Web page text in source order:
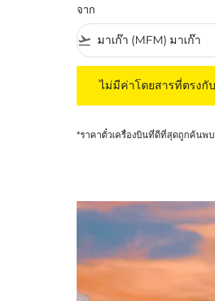
จาก
flight_takeoff
ไม่มีค่าโดยสารที่ตรง
*ราคาตั๋วเครื่องบินที่ดีที่สุดถูกค้นพ